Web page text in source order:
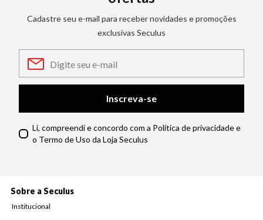
Cadastre seu e-mail para receber novidades e promoções
exclusivas Seculus
Inscreva-se
Li, compreendi e concordo com a Política de privacidade e
o Termo de Uso da Loja Seculus
Sobre a Seculus
Institucional